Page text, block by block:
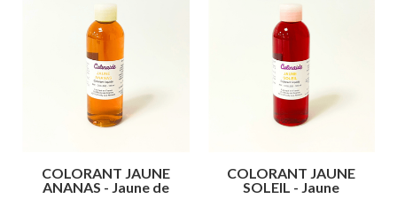
COLORANT JAUNE
ANANAS - Jaune de
COLORANT JAUNE
SOLEIL - Jaune